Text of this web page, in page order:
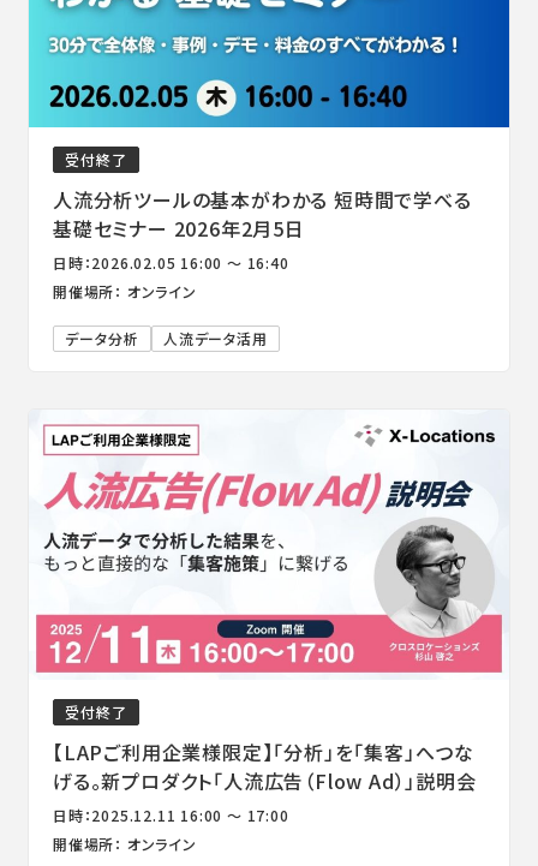
受付終了
人流分析ツールの基本がわかる 短時間で学べる
基礎セミナー 2026年2月5日
日時：2026.02.05 16:00 ～ 16:40
開催場所： オンライン
データ分析 人流データ活用
受付終了
【LAPご利用企業様限定】「分析」を「集客」へつな
げる。新プロダクト「人流広告（Flow Ad）」説明会
日時：2025.12.11 16:00 ～ 17:00
開催場所： オンライン